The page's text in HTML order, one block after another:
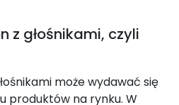
z głośnikami, czyli
może wydawać się
produktów na rynku. W